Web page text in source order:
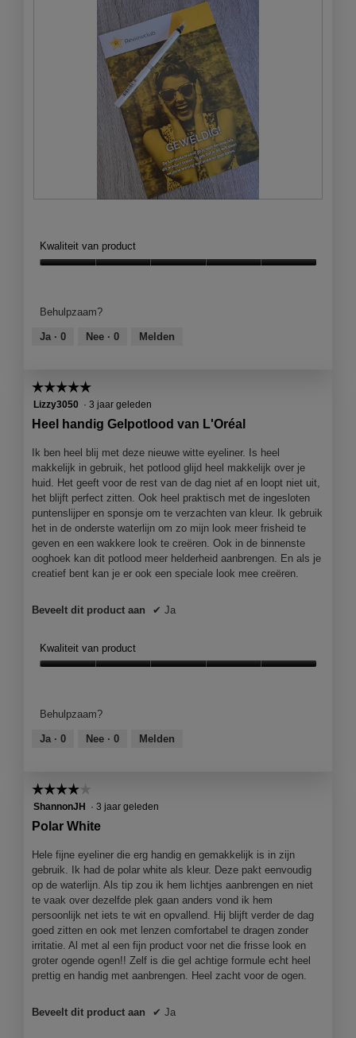
o
t
o
.
M
c
t
i
o
p
e
n
j
e
e
e
n
d
v
e
n
s
e
r
.
Kwaliteit van product
5
van
Behulpzaam?
Ja · 0 Nee · 0 Melden
☆☆☆☆☆
☆☆☆☆☆
5
van
sterren.
Lizzy3050 · 3 jaar geleden
Heel handig Gelpotlood van L'Oréal
Ik ben heel blij met deze nieuwe witte eyeliner. Is heel
makkelijk in gebruik, het potlood glijd heel makkelijk over je
huid. Het geeft voor de rest van de dag niet af en loopt niet uit,
het blijft perfect zitten. Ook heel praktisch met de ingesloten
puntenslijper en sponsje om te verzachten van kleur. Ik gebruik
het in de onderste waterlijn om zo mijn look meer frisheid te
geven en een wakkere look te creëren. Ook in de binnenste
ooghoek kan dit potlood meer helderheid aanbrengen. En als je
creatief bent kan je er ook een speciale look mee creëren.
Beveelt dit product aan ✔ Ja
Kwaliteit van product
5
van
Behulpzaam?
Ja · 0 Nee · 0 Melden
☆☆☆☆☆
☆☆☆☆☆
4
sterren.
ShannonJH · 3 jaar geleden
Polar White
Hele fijne eyeliner die erg handig en gemakkelijk is in zijn
gebruik. Ik had de polar white als kleur. Deze pakt eenvoudig
op de waterlijn. Als tip zou ik hem lichtjes aanbrengen en niet
te vaak over dezelfde plek gaan anders vond ik hem
persoonlijk net iets te wit en opvallend. Hij blijft verder de dag
goed zitten en ook met lenzen comfortabel te dragen zonder
irritatie. Al met al een fijn product voor net die frisse look en
groter ogende ogen!! Zelf is die gel achtige formule echt heel
prettig en handig met aanbrengen. Heel zacht voor de ogen.
Beveelt dit product aan ✔ Ja